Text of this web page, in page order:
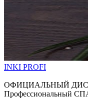
INKI PROFI
ОФИЦИАЛЬНЫЙ
Профессиональный